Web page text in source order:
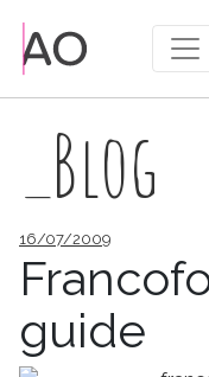
_Blog
Publié
16/07/2009
guide